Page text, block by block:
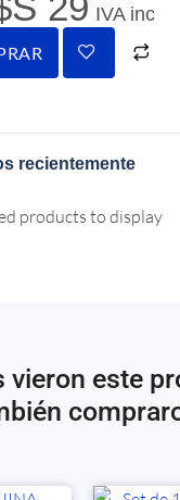
IVA inc
recientemente
products to display
vieron este